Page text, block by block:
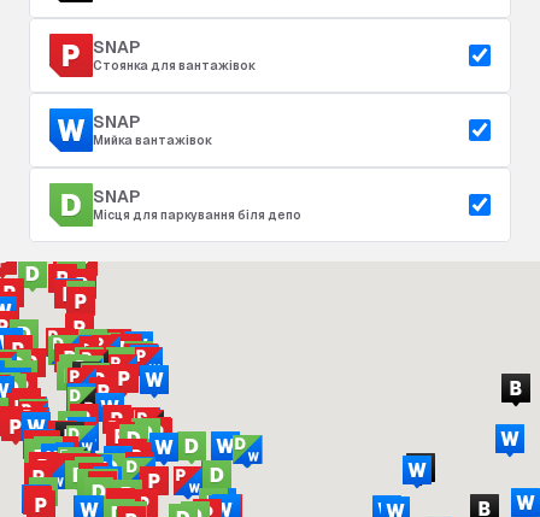
SNAP
Стоянка для вантажівок
SNAP
Мийка вантажівок
SNAP
Місця для паркування біля депо